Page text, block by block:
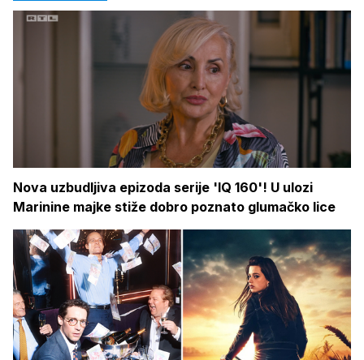
Nova uzbudljiva epizoda serije 'IQ 160'! U ulozi
Marinine majke stiže dobro poznato glumačko lice